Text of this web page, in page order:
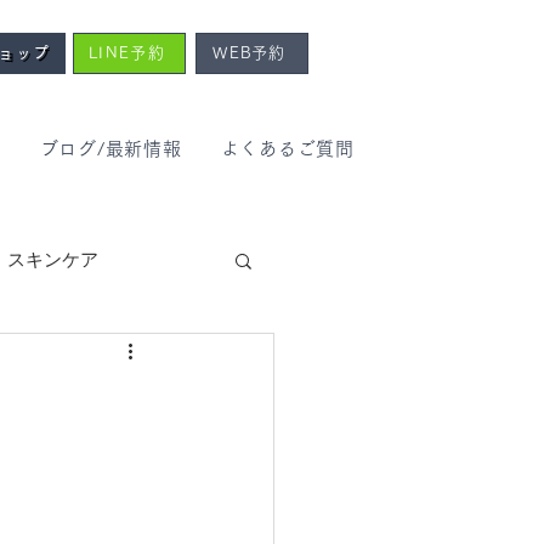
WEB予約
LINE予約
ップ
ブログ/最新情報 よくあるご質問
スキンケア